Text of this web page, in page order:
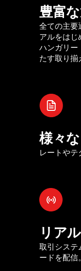
豊富
全ての主要
アルをはじ
ハンガリー
たす取り揃
様々
レートやテ
リア
取引システ
ードを配信。